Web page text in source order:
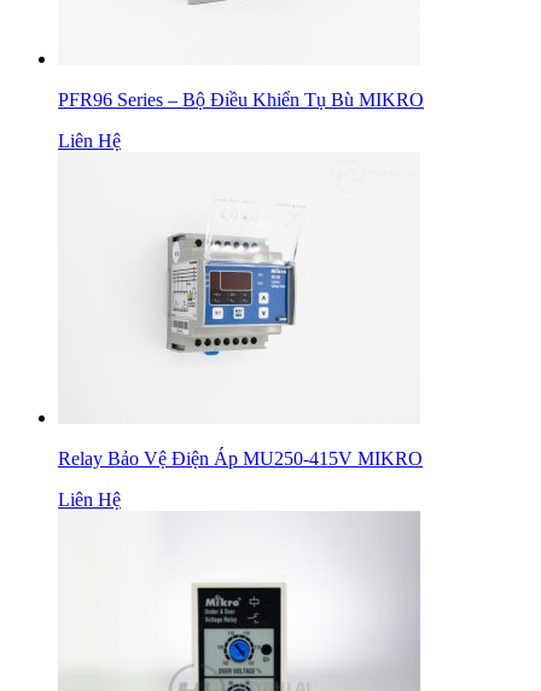
PFR96 Series – Bộ Điều Khiển Tụ Bù MIKRO
Liên Hệ
Relay Bảo Vệ Điện Áp MU250-415V MIKRO
Liên Hệ